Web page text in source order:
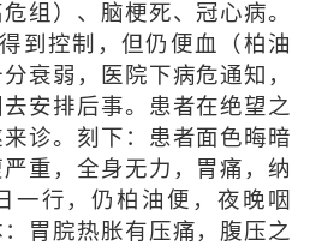
组）、脑梗死、冠心病。
到控制，但仍便血（柏油
衰弱，医院下病危通知，
安排后事。患者在绝望之
诊。刻下：患者面色晦暗
重，全身无力，胃痛，纳
一行，仍柏油便，夜晚咽
胃脘热胀有压痛，腹压之